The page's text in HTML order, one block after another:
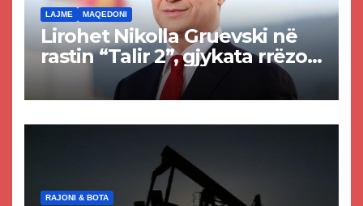
LAJME MAQEDONI
Lirohet Nikolla Gruevski në
rastin “Talir 2”, gjykata rrëzon
akuzat për ndërtimin e
paligjshëm të selisë së
RAJONI & BOTA